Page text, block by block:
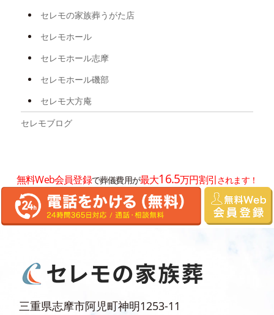
2024年7月
2024年6月
2024年2月
2024年1月
2023年12月
2023年9月
セレモの家族葬うがた店
セレモホール
セレモホール志摩
セレモホール磯部
セレモ大方庵
セレモブログ
無料Web会員登録で葬儀費用が最大16.5万円割引されます！
三重県志摩市阿児町神明1253-11